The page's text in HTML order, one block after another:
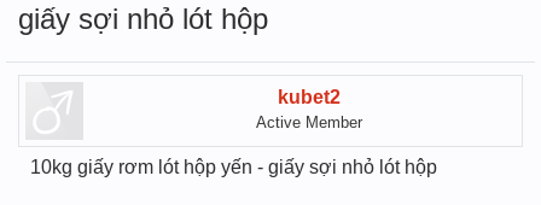
giấy sợi nhỏ lót hộp
kubet2
Active Member
10kg giấy rơm lót hộp yến - giấy sợi nhỏ lót hộp